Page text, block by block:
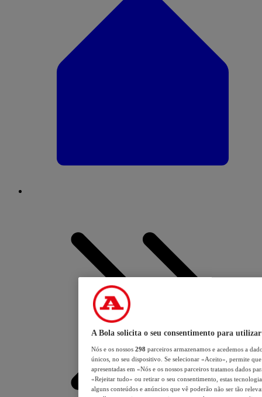
A Bola solicita o seu consentimento para utilizar
Nós e os nossos 298 parceiros armazenamos e acedemos a
únicos, no seu dispositivo. Se selecionar «Aceito», permite
apresentadas em «Nós e os nossos parceiros tratamos dados
«Rejeitar tudo» ou retirar o seu consentimento, estas
alguns conteúdos e anúncios que vê poderão não ser tão